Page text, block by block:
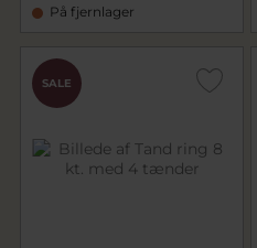
På fjernlager
SALE